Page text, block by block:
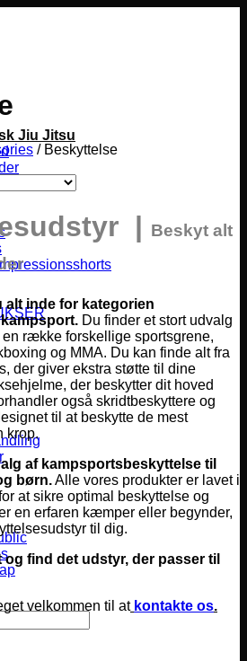
Jiu Jitsu
/Beskyttelse
| Beskyt alt
alt inde for kategorien
Du finder et stort udvalg
række forskellige sportsgrene,
og MMA. Du kan finde alt fra
der giver ekstra støtte til dine
der beskytter dit hoved
også skridtbeskyttere og
til at beskytte de mest
krop.
af kampsportsbeskyttelse til
børn.Alle vores produkter er lavet i
at sikre optimal beskyttelse og
en erfaren kæmper eller begynder,
til dig.
find det udstyr, der passer til
velkommen til at kontakte os.